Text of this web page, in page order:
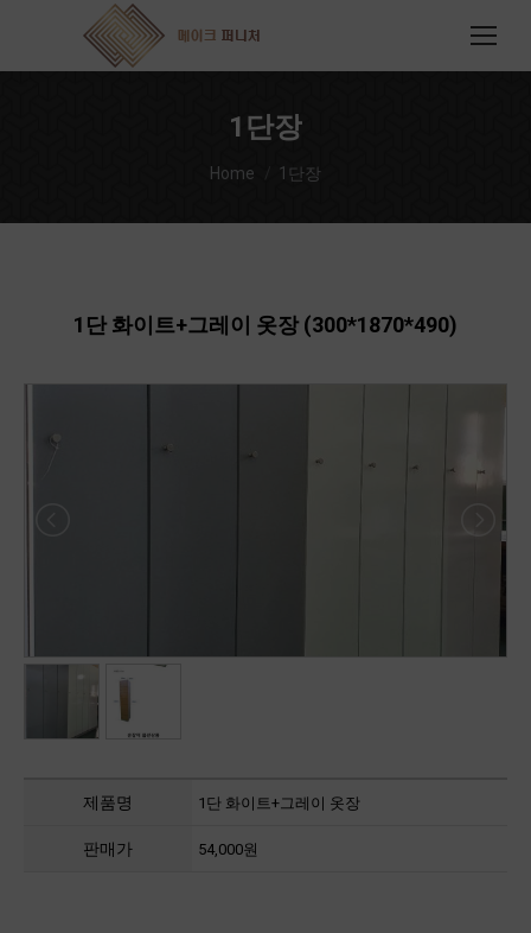
1단장
You are here:
Home 1단장
1단 화이트+그레이 옷장 (300*1870*490)
제품명 1단 화이트+그레이 옷장
판매가 54,000원